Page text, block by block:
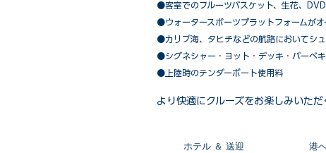
●客室でのフルーツバスケット、生花、
●ウォータースポーツプラットフォームが
●カリブ海、タヒチなどの航路においてシ
​●シグネシャー・ヨット・デッキ・バーベ
●上陸時のテンダーボート使用料
より快適にクルーズをお楽しみいた
​ホテル ＆ 送迎 港